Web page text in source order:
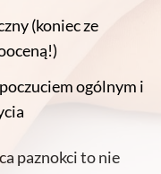
(koniec ze
ogólnym i
paznokci to nie